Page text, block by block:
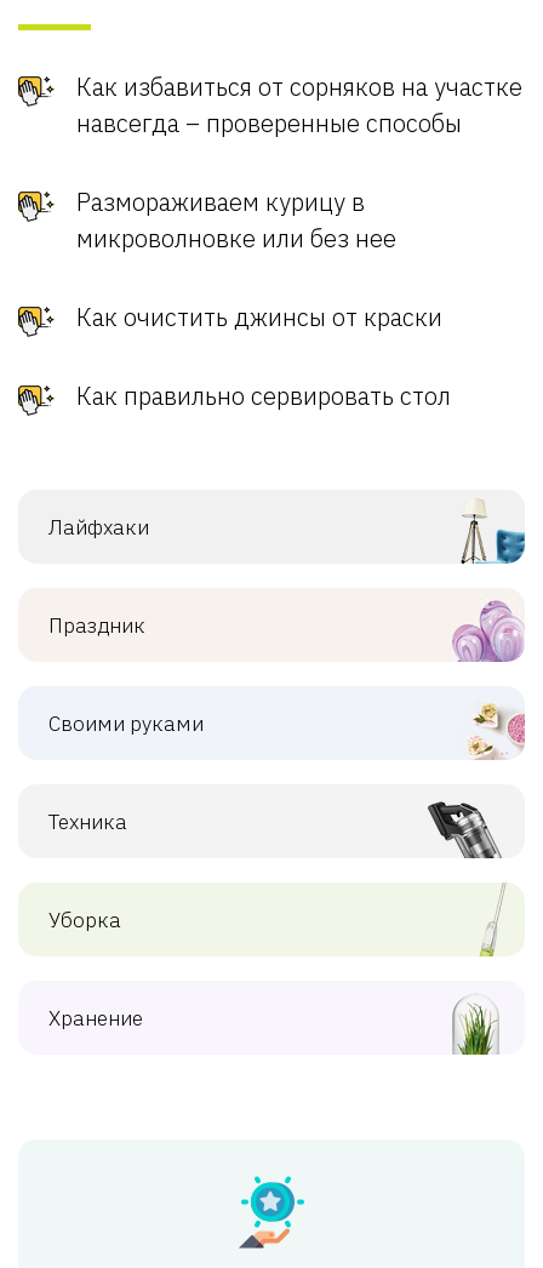
Как избавиться от сорняков на участке
навсегда – проверенные способы
Размораживаем курицу в
микроволновке или без нее
Как очистить джинсы от краски
Как правильно сервировать стол
Лайфхаки
Праздник
Своими руками
Техника
Уборка
Хранение